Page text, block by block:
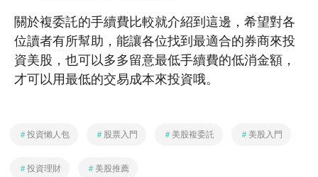
關於複委託的手續費比較就介紹到這邊，希望對各
位讀者有所幫助，能讓各位找到最適合的券商來投
資美股，也可以多多留意最低手續費的低消金額，
才可以用最低的交易成本來投資哦。
＃投資懶人包 ＃ 股票入門 ＃ 美股複委託 ＃ 美股入門
＃投資理財 ＃ 美股推薦